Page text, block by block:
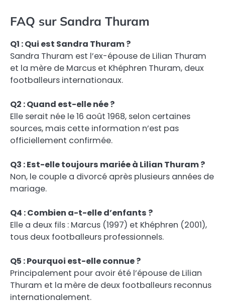
FAQ sur Sandra Thuram
Q1 : Qui est Sandra Thuram ?
Sandra Thuram est l’ex-épouse de Lilian Thuram
et la mère de Marcus et Khéphren Thuram, deux
footballeurs internationaux.
Q2 : Quand est-elle née ?
Elle serait née le 16 août 1968, selon certaines
sources, mais cette information n’est pas
officiellement confirmée.
Q3 : Est-elle toujours mariée à Lilian Thuram ?
Non, le couple a divorcé après plusieurs années de
mariage.
Q4 : Combien a-t-elle d’enfants ?
Elle a deux fils : Marcus (1997) et Khéphren (2001),
tous deux footballeurs professionnels.
Q5 : Pourquoi est-elle connue ?
Principalement pour avoir été l’épouse de Lilian
Thuram et la mère de deux footballeurs reconnus
internationalement.